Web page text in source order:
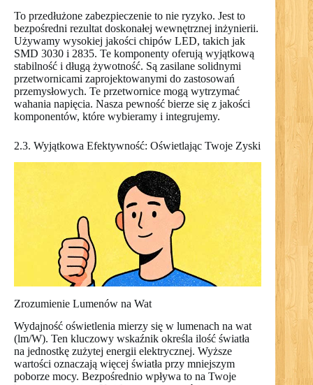
To przedłużone zabezpieczenie to nie ryzyko. Jest to
bezpośredni rezultat doskonałej wewnętrznej inżynierii.
Używamy wysokiej jakości chipów LED, takich jak
SMD 3030 i 2835. Te komponenty oferują wyjątkową
stabilność i długą żywotność. Są zasilane solidnymi
przetwornicami zaprojektowanymi do zastosowań
przemysłowych. Te przetwornice mogą wytrzymać
wahania napięcia. Nasza pewność bierze się z jakości
komponentów, które wybieramy i integrujemy.
2.3. Wyjątkowa Efektywność: Oświetlając Twoje Zyski
Zrozumienie Lumenów na Wat
Wydajność oświetlenia mierzy się w lumenach na wat
(lm/W). Ten kluczowy wskaźnik określa ilość światła
na jednostkę zużytej energii elektrycznej. Wyższe
wartości oznaczają więcej światła przy mniejszym
poborze mocy. Bezpośrednio wpływa to na Twoje